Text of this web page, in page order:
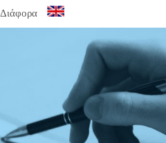
Διάφορα